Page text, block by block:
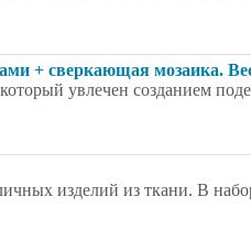
+ сверкающая мозаика.
увлечен созданием
изделий из ткани. В